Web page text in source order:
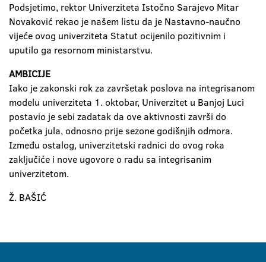
Podsjetimo, rektor Univerziteta Istočno Sarajevo Mitar
Novaković rekao je našem listu da je Nastavno-naučno
vijeće ovog univerziteta Statut ocijenilo pozitivnim i
uputilo ga resornom ministarstvu.
AMBICIJE
Iako je zakonski rok za završetak poslova na integrisanom
modelu univerziteta 1. oktobar, Univerzitet u Banjoj Luci
postavio je sebi zadatak da ove aktivnosti završi do
početka jula, odnosno prije sezone godišnjih odmora.
Između ostalog, univerzitetski radnici do ovog roka
zaključiće i nove ugovore o radu sa integrisanim
univerzitetom.
Ž. BAŠIĆ